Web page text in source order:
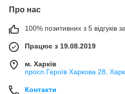
Про нас
100% позитивних з 5 відгуків
Працює з 19.08.2019
м. Харків
просп.Героїв Харкова 28,
Контакти